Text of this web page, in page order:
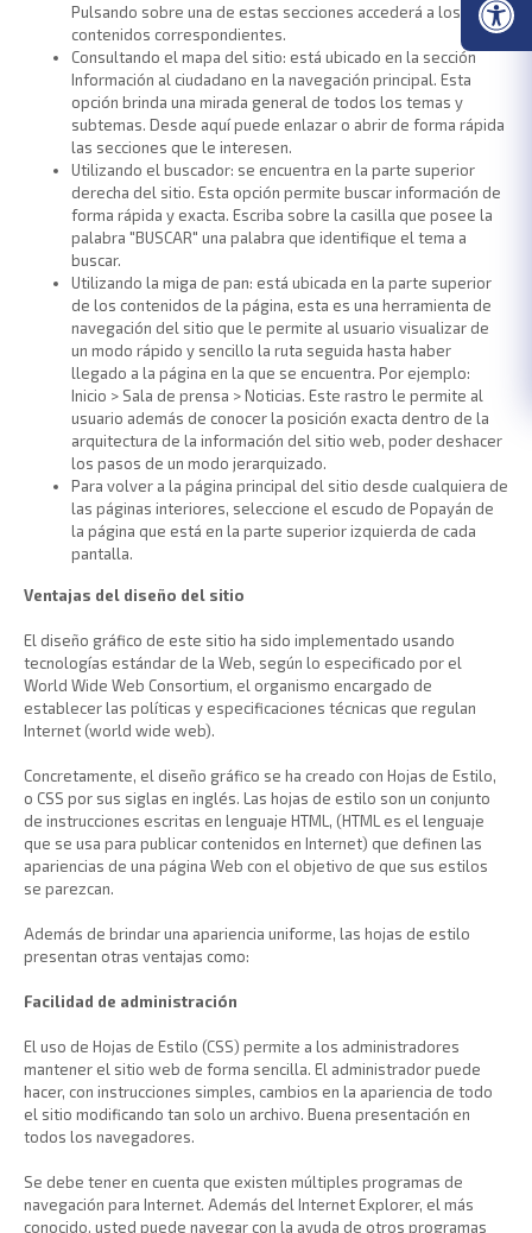
Pulsando sobre una de estas secciones accederá a los
contenidos correspondientes.
Consultando el mapa del sitio: está ubicado en la sección
Información al ciudadano en la navegación principal. Esta
opción brinda una mirada general de todos los temas y
subtemas. Desde aquí puede enlazar o abrir de forma rápida
las secciones que le interesen.
Utilizando el buscador: se encuentra en la parte superior
derecha del sitio. Esta opción permite buscar información de
forma rápida y exacta. Escriba sobre la casilla que posee la
palabra "BUSCAR" una palabra que identifique el tema a
buscar.
Utilizando la miga de pan: está ubicada en la parte superior
de los contenidos de la página, esta es una herramienta de
navegación del sitio que le permite al usuario visualizar de
un modo rápido y sencillo la ruta seguida hasta haber
llegado a la página en la que se encuentra. Por ejemplo:
Inicio > Sala de prensa > Noticias. Este rastro le permite al
usuario además de conocer la posición exacta dentro de la
arquitectura de la información del sitio web, poder deshacer
los pasos de un modo jerarquizado.
Para volver a la página principal del sitio desde cualquiera de
las páginas interiores, seleccione el escudo de Popayán de
la página que está en la parte superior izquierda de cada
pantalla.
Ventajas del diseño del sitio
El diseño gráfico de este sitio ha sido implementado usando
tecnologías estándar de la Web, según lo especificado por el
World Wide Web Consortium, el organismo encargado de
establecer las políticas y especificaciones técnicas que regulan
Internet (world wide web).
Concretamente, el diseño gráfico se ha creado con Hojas de Estilo,
o CSS por sus siglas en inglés. Las hojas de estilo son un conjunto
de instrucciones escritas en lenguaje HTML, (HTML es el lenguaje
que se usa para publicar contenidos en Internet) que definen las
apariencias de una página Web con el objetivo de que sus estilos
se parezcan.
Además de brindar una apariencia uniforme, las hojas de estilo
presentan otras ventajas como:
Facilidad de administración
El uso de Hojas de Estilo (CSS) permite a los administradores
mantener el sitio web de forma sencilla. El administrador puede
hacer, con instrucciones simples, cambios en la apariencia de todo
el sitio modificando tan solo un archivo. Buena presentación en
todos los navegadores.
Se debe tener en cuenta que existen múltiples programas de
navegación para Internet. Además del Internet Explorer, el más
conocido, usted puede navegar con la ayuda de otros programas